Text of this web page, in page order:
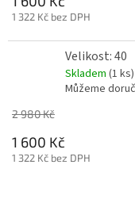
1 322 Kč bez DPH
Velikost: 40
Skladem (1 ks)
Můžeme
2 980 Kč
1 600 Kč
1 322 Kč bez DPH